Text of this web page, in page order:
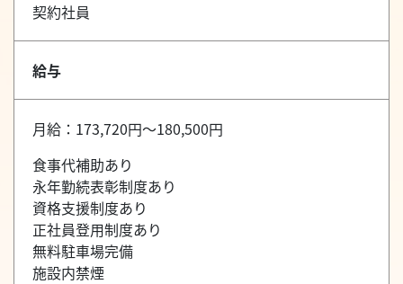
契約社員
給与
月給：173,720円～180,500円
食事代補助あり
永年勤続表彰制度あり
資格支援制度あり
正社員登用制度あり
無料駐車場完備
施設内禁煙